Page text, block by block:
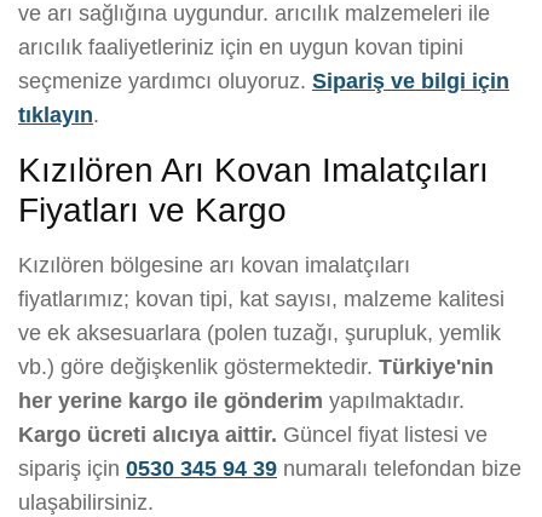
ve arı sağlığına uygundur. arıcılık malzemeleri ile
arıcılık faaliyetleriniz için en uygun kovan tipini
seçmenize yardımcı oluyoruz. Sipariş ve bilgi için
tıklayın.
Kızılören Arı Kovan Imalatçıları
Fiyatları ve Kargo
Kızılören bölgesine arı kovan imalatçıları
fiyatlarımız; kovan tipi, kat sayısı, malzeme kalitesi
ve ek aksesuarlara (polen tuzağı, şurupluk, yemlik
vb.) göre değişkenlik göstermektedir. Türkiye'nin
her yerine kargo ile gönderim yapılmaktadır.
Kargo ücreti alıcıya aittir. Güncel fiyat listesi ve
sipariş için 0530 345 94 39 numaralı telefondan bize
ulaşabilirsiniz.